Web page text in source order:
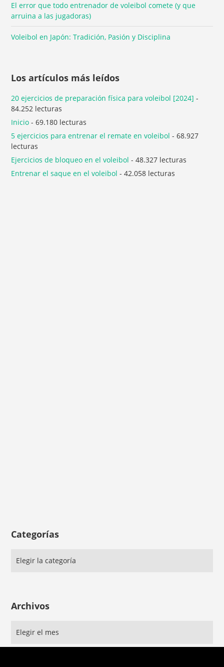
El error que todo entrenador de voleibol comete (y que
arruina a las jugadoras)
Voleibol en Japón: Tradición, Pasión y Disciplina
Los artículos más leídos
20 ejercicios de preparación física para voleibol [2024] -
84.252 lecturas
Inicio - 69.180 lecturas
5 ejercicios para entrenar el remate en voleibol - 68.927
lecturas
Ejercicios de bloqueo en el voleibol - 48.327 lecturas
Entrenar el saque en el voleibol - 42.058 lecturas
Categorías
Archivos